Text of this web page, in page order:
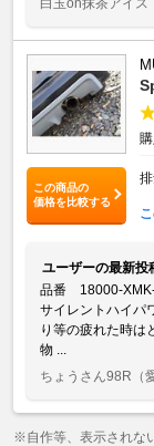
この商品の
価格を比較する
ユーザーの最新投
品番 18000-XMK-
サイレントハイパ
り等の疲れた時は
物 ...
ちょうさん98R
※自作等、表示されな